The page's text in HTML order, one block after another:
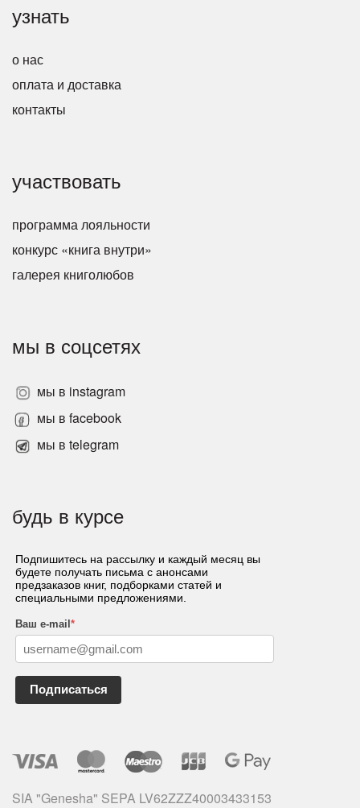
узнать
о нас
оплата и доставка
контакты
участвовать
программа лояльности
конкурс «книга внутри»
галерея книголюбов
мы в соцсетях
мы в instagram
мы в facebook
мы в telegram
будь в курсе
Подпишитесь на рассылку и каждый месяц вы
будете получать письма с анонсами
предзаказов книг, подборками статей и
специальными предложениями.
Ваш e-mail *
Подписаться
SIA "Genesha" SEPA LV62ZZZ40003433153